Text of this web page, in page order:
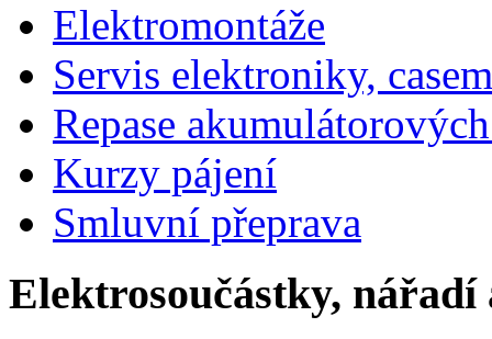
Elektromontáže
Servis elektroniky,
Repase
Kurzy pájení
Smluvní přeprava
Elektrosoučástky, nářadí